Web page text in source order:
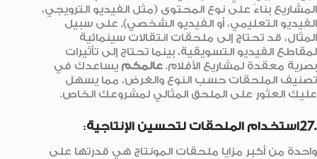
المشاريع بناءً على نوع المحتوى (مثل الفيديو الترويجي،
الفيديو التعليمي، أو الفيديو الشخصي). على سبيل
المثال، قد تحتاج إلى ملحقات انتقالات سينمائية
لمقاطع الفيديو التسويقية، بينما تحتاج إلى تأثيرات
بصرية معقدة لمشاريع الأفلام. عالمكم يساعدك في
تصنيف الملحقات حسب النوع والغرض، مما يسهل
عليك العثور على الملحق المثالي لمشروعك الخاص.
.27استخدام الملحقات لتحسين الإنتاجية :
واحدة من أكبر مزايا ملحقات المونتاج هي قدرتها على